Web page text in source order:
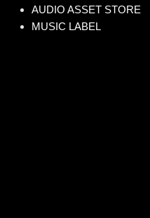
AUDIO ASSET STORE
MUSIC LABEL